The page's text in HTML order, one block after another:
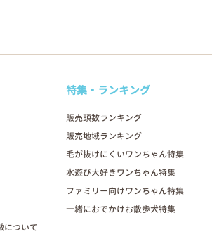
について
特集・ランキング
販売頭数ランキング
販売地域ランキング
毛が抜けにくいワンちゃん特集
水遊び大好きワンちゃん特集
ファミリー向けワンちゃん特集
一緒におでかけお散歩犬特集